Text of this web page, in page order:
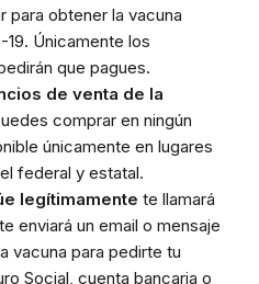
para obtener la vacuna
19. Únicamente los
que pagues.
de venta de la
comprar en ningún
únicamente en lugares
federal y estatal.
legítimamente te llamará
enviará un email o mensaje
vacuna para pedirte tu
Social, cuenta bancaria o